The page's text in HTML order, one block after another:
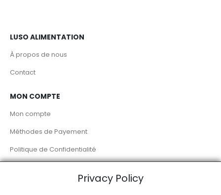
Privacy Policy
LUSO ALIMENTATION
À propos de nous
Contact
MON COMPTE
Mon compte
Méthodes de Payement
Politique de Confidentialité